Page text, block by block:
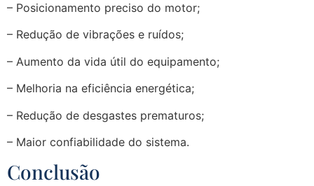
– Posicionamento preciso do motor;
– Redução de vibrações e ruídos;
– Aumento da vida útil do equipamento;
– Melhoria na eficiência energética;
– Redução de desgastes prematuros;
– Maior confiabilidade do sistema.
Conclusão